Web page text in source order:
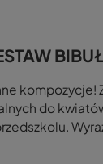
kompozycje!
do